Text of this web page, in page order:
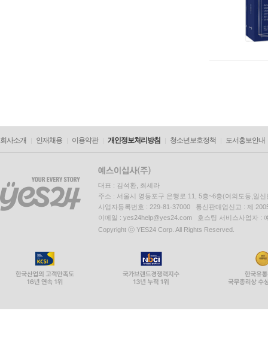
회사소개 인재채용 이용약관 개인정보처리방침 청소년보호정책 도서홍보안내
대표 : 김석환, 최세라
주소 : 서울시 영등포구 은행로 11, 5층~6층(여의도동,일신
사업자등록번호 : 229-81-37000 통신판매업신고 : 제
이메일 : yes24help@yes24.com 호스팅 서비스사업자 :
Copyright ⓒ YES24 Corp. All Rights Reserved.